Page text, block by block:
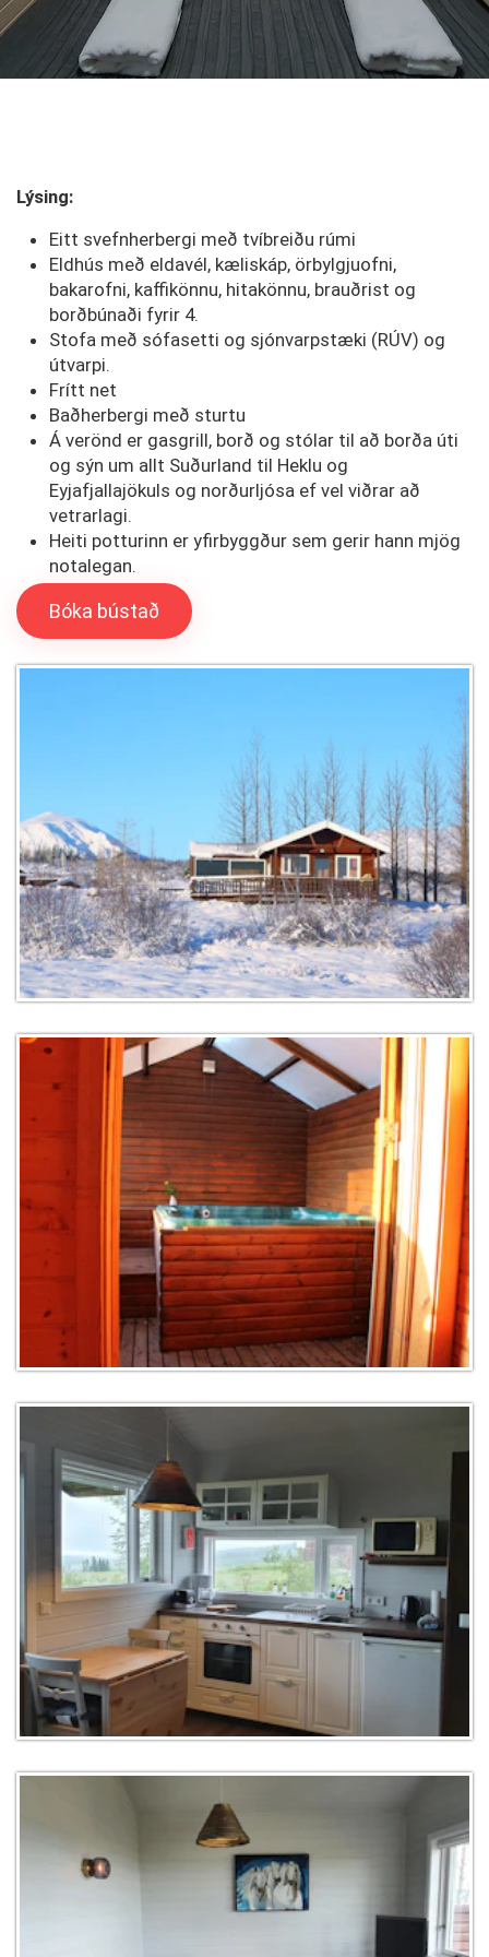
Lýsing:
Eitt svefnherbergi með tvíbreiðu rúmi
Eldhús með eldavél, kæliskáp, örbylgjuofni,
bakarofni, kaffikönnu, hitakönnu, brauðrist og
borðbúnaði fyrir 4.
Stofa með sófasetti og sjónvarpstæki (RÚV) og
útvarpi.
Frítt net
Baðherbergi með sturtu
Á verönd er gasgrill, borð og stólar til að borða úti
og sýn um allt Suðurland til Heklu og
Eyjafjallajökuls og norðurljósa ef vel viðrar að
vetrarlagi.
Heiti potturinn er yfirbyggður sem gerir hann mjög
notalegan.
Bóka bústað